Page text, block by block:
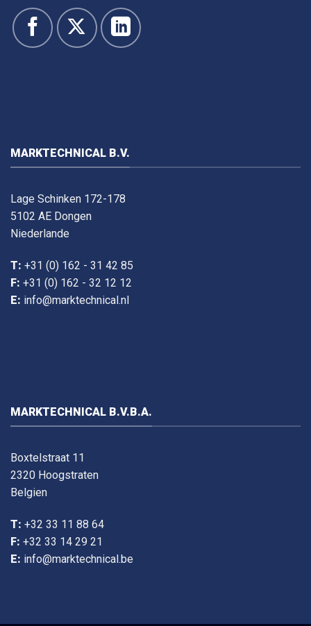
MARKTECHNICAL B.V.
Lage Schinken 172-178
5102 AE Dongen
Niederlande
T: +31 (0) 162 - 31 42 85
F: +31 (0) 162 - 32 12 12
E: info@marktechnical.nl
MARKTECHNICAL B.V.B.A.
Boxtelstraat 11
2320 Hoogstraten
Belgien
T: +32 33 11 88 64
F: +32 33 14 29 21
E: info@marktechnical.be